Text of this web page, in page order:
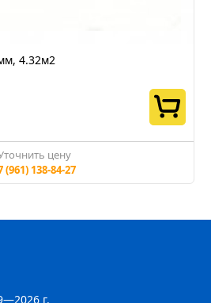
4.32м2
цену
(961) 138-84-27
г.